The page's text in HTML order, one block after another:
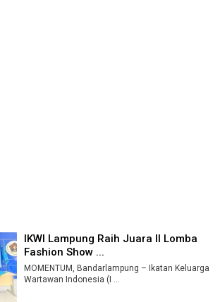
IKWI Lampung Raih Juara II Lomba
Fashion Show ...
MOMENTUM, Bandarlampung – Ikatan Keluarga
Wartawan Indonesia (I ...